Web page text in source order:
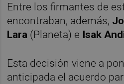
Entre los firmantes de
encontraban, además,
Lara (Planeta) e Isak
Esta decisión viene a
anticipada el acuerdo